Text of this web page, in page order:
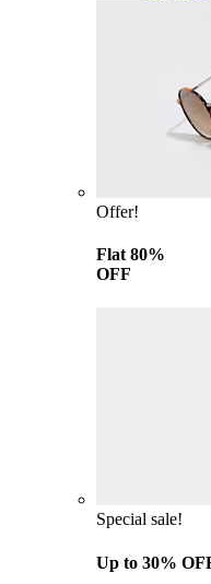
Offer!
Flat 80%
OFF
Special sale!
Up to 30%